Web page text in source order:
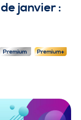
janvier :